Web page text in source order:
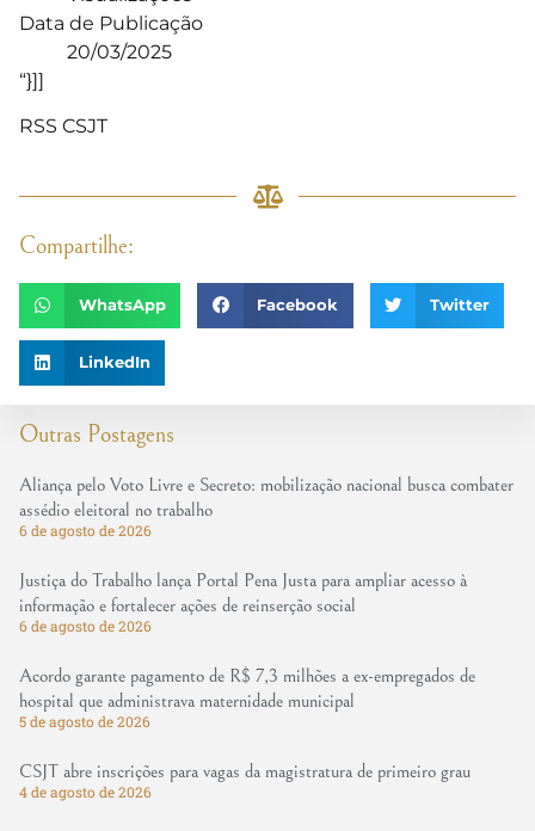
Outras Postagens
Aliança pelo Voto Livre e Secreto: mobilização nacional busca combater
assédio eleitoral no trabalho
6 de agosto de 2026
Justiça do Trabalho lança Portal Pena Justa para ampliar acesso à
informação e fortalecer ações de reinserção social
6 de agosto de 2026
Acordo garante pagamento de R$ 7,3 milhões a ex-empregados de
hospital que administrava maternidade municipal
5 de agosto de 2026
CSJT abre inscrições para vagas da magistratura de primeiro grau
4 de agosto de 2026
Data de Publicação
20/03/2025
“}]]
RSS CSJT
Compartilhe:
WhatsApp Facebook Twitter
LinkedIn